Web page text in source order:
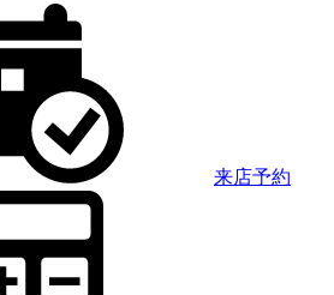
来店予約